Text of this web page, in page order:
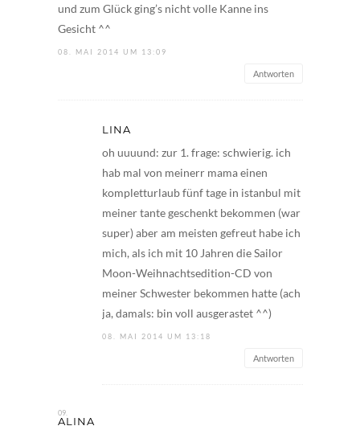
und zum Glück ging’s nicht volle Kanne ins
Gesicht ^^
08. MAI 2014 UM 13:09
Antworten
LINA
oh uuuund: zur 1. frage: schwierig. ich
hab mal von meinerr mama einen
kompletturlaub fünf tage in istanbul mit
meiner tante geschenkt bekommen (war
super) aber am meisten gefreut habe ich
mich, als ich mit 10 Jahren die Sailor
Moon-Weihnachtsedition-CD von
meiner Schwester bekommen hatte (ach
ja, damals: bin voll ausgerastet ^^)
08. MAI 2014 UM 13:18
Antworten
ALINA